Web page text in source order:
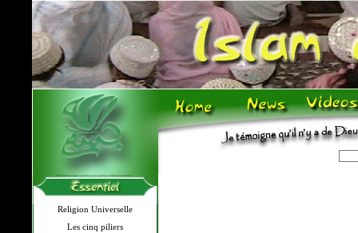
Religion Universelle
Les cinq piliers